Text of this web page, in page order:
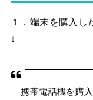
１．端末を購入し
↓
携帯電話機を購